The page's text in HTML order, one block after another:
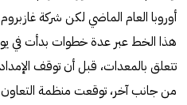
أوروبا العام الماضي لكن شركة
هذا الخط عبر عدة خطوات بدأت في
تتعلق بالمعدات، قبل أن توقف
من جانب آخر، توقعت منظمة التعاون